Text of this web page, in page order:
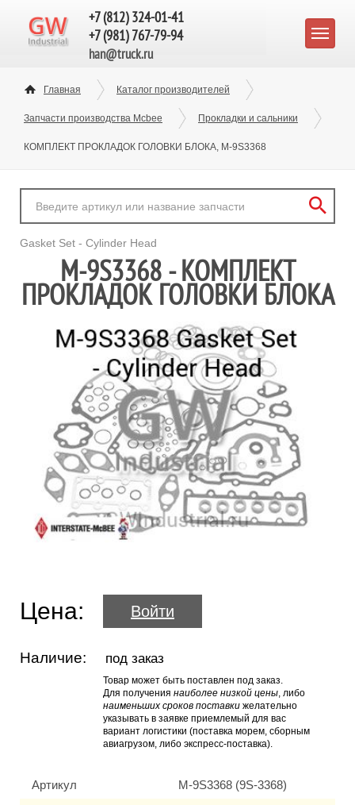
+7 (812) 324-01-41
+7 (981) 767-79-94
han@truck.ru
Главная Каталог производителей
Запчасти производства Mcbee Прокладки и сальники
КОМПЛЕКТ ПРОКЛАДОК ГОЛОВКИ БЛОКА, M-9S3368
Gasket Set - Cylinder Head
M-9S3368 - КОМПЛЕКТ
ПРОКЛАДОК ГОЛОВКИ БЛОКА
Цена: Войти
Наличие: под заказ
Товар может быть поставлен под заказ.
Для получения наиболее низкой цены, либо
наименьших сроков поставки желательно
указывать в заявке приемлемый для вас
вариант логистики (поставка морем, сборным
авиагрузом, либо экспресс-поставка).
Артикул M-9S3368 (9S-3368)